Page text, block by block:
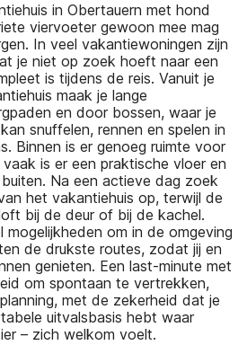
in Obertauern met hond
viervoeter gewoon mee mag
In veel vakantiewoningen zijn
je niet op zoek hoeft naar een
is tijdens de reis. Vanuit je
maak je lange
en door bossen, waar je
snuffelen, rennen en spelen in
Binnen is er genoeg ruimte voor
is er een praktische vloer en
Na een actieve dag zoek
het vakantiehuis op, terwijl de
bij de deur of bij de kachel.
om in de omgeving
de drukste routes, zodat jij en
genieten. Een last-minute met
om spontaan te vertrekken,
met de zekerheid dat je
uitvalsbasis hebt waar
– zich welkom voelt.